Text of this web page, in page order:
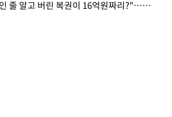
· "'꽝'인 줄 알고 버린 복권이 16억원짜리?"…극적으로 되찾은 사연